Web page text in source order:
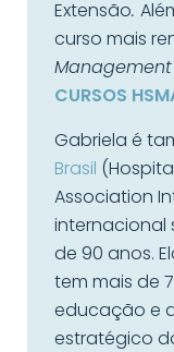
Extensão.
curso mais
CURSOS
Gabriela é
Brasil
Association
internacional
de 90 anos.
tem mais de
educação e
estratégico